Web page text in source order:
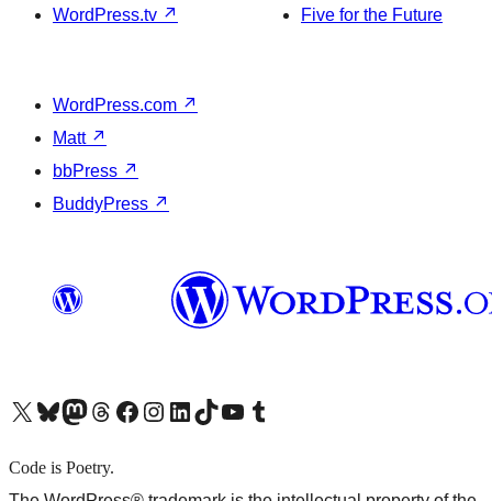
WordPress.tv ↗
Five for the Future
WordPress.com ↗
Matt ↗
bbPress ↗
BuddyPress ↗
X (旧 Twitter) アカウントへBluesky アカウントへMastodon アカウントへThreads アカウントへ Facebook ページへInstagram アカウントへ LinkedIn アカウントへTikTok アカウントへYouTube チャンネルへ Tumblr アカウントへ
Code is Poetry.